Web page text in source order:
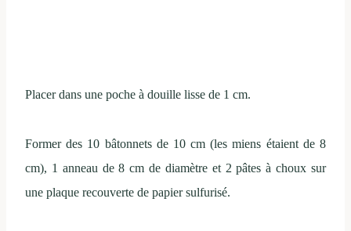
Placer dans une poche à douille lisse de 1 cm.
Former des 10 bâtonnets de 10 cm (les miens étaient de 8
cm), 1 anneau de 8 cm de diamètre et 2 pâtes à choux sur
une plaque recouverte de papier sulfurisé.